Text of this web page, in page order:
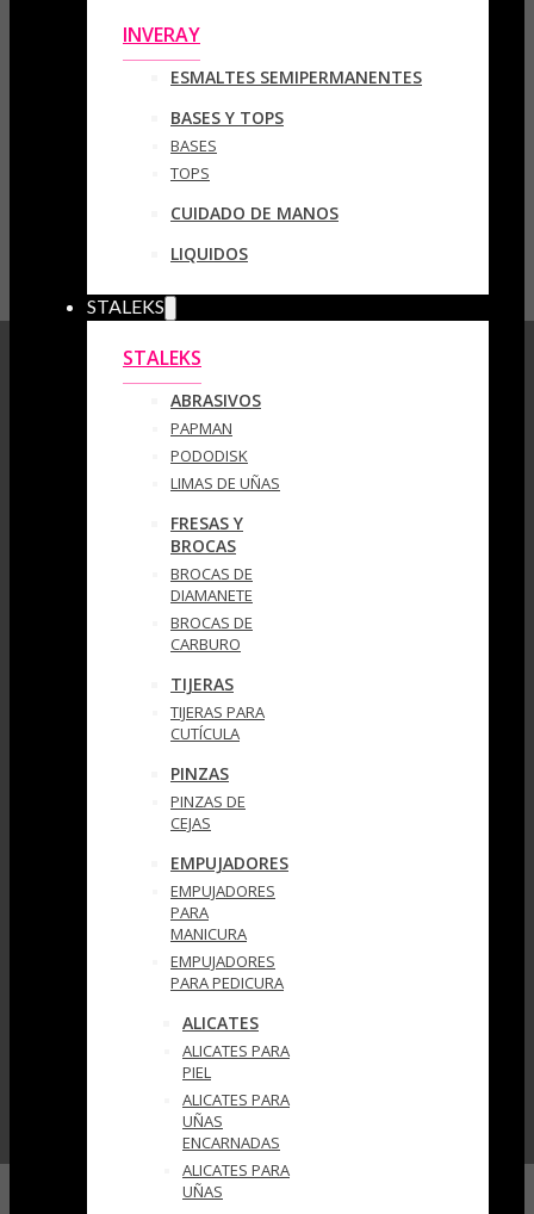
INVERAY
ESMALTES SEMIPERMANENTES
BASES Y TOPS
BASES
TOPS
CUIDADO DE MANOS
LIQUIDOS
STALEKS
STALEKS
ABRASIVOS
PAPMAN
PODODISK
LIMAS DE UÑAS
FRESAS Y
BROCAS
BROCAS DE
DIAMANETE
BROCAS DE
CARBURO
TIJERAS
TIJERAS PARA
CUTÍCULA
PINZAS
PINZAS DE
CEJAS
EMPUJADORES
EMPUJADORES
PARA
MANICURA
EMPUJADORES
PARA PEDICURA
ALICATES
ALICATES PARA
PIEL
ALICATES PARA
UÑAS
ENCARNADAS
ALICATES PARA
UÑAS